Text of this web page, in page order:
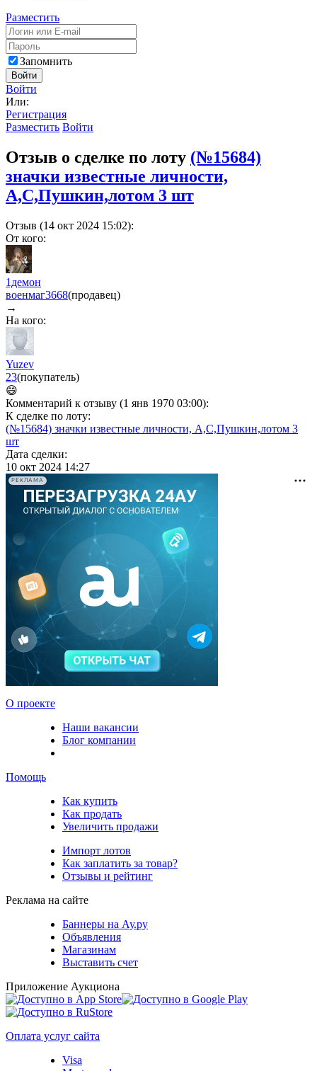
Разместить
Запомнить
Войти
Войти
Или:
Регистрация
Разместить Войти
Отзыв о сделке по лоту (№15684)
значки известные личности,
А,С,Пушкин,лотом 3 шт
Отзыв (14 окт 2024 15:02):
От кого:
1демон
военмаг3668(продавец)
→
На кого:
Yuzev
23(покупатель)
😄
Комментарий к отзыву (1 янв 1970 03:00):
К сделке по лоту:
(№15684) значки известные личности, А,С,Пушкин,лотом 3
шт
Дата сделки:
10 окт 2024 14:27
РЕКЛАМА
О проекте
Наши вакансии
Блог компании
Помощь
Как купить
Как продать
Увеличить продажи
Импорт лотов
Как заплатить за товар?
Отзывы и рейтинг
Реклама на сайте
Баннеры на Ау.ру
Объявления
Магазинам
Выставить счет
Приложение Аукциона
Оплата услуг сайта
Visa